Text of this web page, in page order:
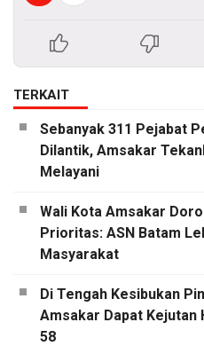
TERKAIT
Sebanyak 311 Pejabat
Dilantik, Amsakar
Melayani
Wali Kota Amsakar
Prioritas: ASN Batam
Masyarakat
Di Tengah Kesibukan
Amsakar Dapat Kejutan
58